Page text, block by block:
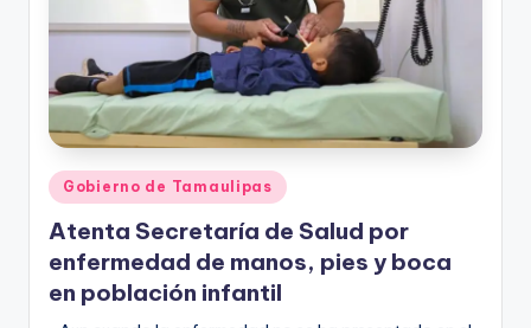
Publicado
en
Gobierno de Tamaulipas
Atenta Secretaría de Salud por
enfermedad de manos, pies y boca
en población infantil